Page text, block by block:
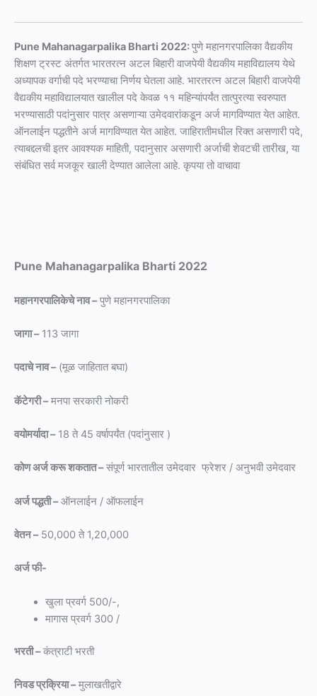
Pune Mahanagarpalika Bharti 2022:पुणे महानगरपालिका वैद्यकीय
शिक्षण ट्रस्ट अंतर्गत भारतरत्न अटल बिहारी वाजपेयी वैद्यकीय महाविद्यालय येथे
अध्यापक वर्गाची पदे भरण्याचा निर्णय घेतला आहे. भारतरत्न अटल बिहारी वाजपेयी
वैद्यकीय महाविद्यालयात खालील पदे केवळ ११ महिन्यांपर्यंत तात्पुरत्या स्वरुपात
भरण्यासाठी पदांनुसार पात्र असणाऱ्या उमेदवारांकडून अर्ज मागविण्यात येत आहेत.
ऑनलाईन पद्धतीने अर्ज मागविण्यात येत आहेत. जाहिरातीमधील रिक्त असणारी पदे,
त्याबद्दलची इतर आवश्यक माहिती, पदानुसार असणारी अर्जाची शेवटची तारीख, या
संबंधित सर्व मजकूर खाली देण्यात आलेला आहे. कृपया तो वाचावा
Pune Mahanagarpalika Bharti 2022
महानगरपालिकेचे नाव –पुणे महानगरपालिका
जागा –113 जागा
पदाचे नाव –(मूळ जाहितात बघा)
कॅटेगरी –मनपा सरकारी नोकरी
वयोमर्यादा –18 ते 45 वर्षापर्यंत (पदांनुसार )
कोण अर्ज करू शकतात –संपूर्ण भारतातील उमेदवार फ्रेशर / अनुभवी उमेदवार
अर्ज पद्धती –ऑनलाईन / ऑफलाईन
वेतन –50,000 ते 1,20,000
अर्ज फी-
खुला प्रवर्ग 500/-,
मागास प्रवर्ग 300 /
भरती –कंत्राटी भरती
निवड प्रक्रिया –मुलाखतीद्वारे